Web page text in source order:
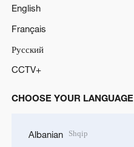
English
Français
Русский
CCTV+
CHOOSE YOUR LANGUAGE
Albanian Shqip